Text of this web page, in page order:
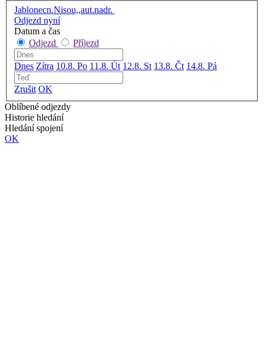
Jablonecn.Nisou,,aut.nadr.
Odjezd nyní
Datum a čas
Odjezd
Příjezd
Dnes Zítra 10.8. Po 11.8. Út 12.8. St 13.8. Čt 14.8. Pá
Zrušit OK
Oblíbené odjezdy
Historie hledání
Hledání spojení
OK